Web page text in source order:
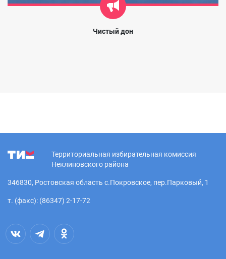
Чистый дон
Территориальная избирательная комиссия
Неклиновского района
346830, Ростовская область с.Покровское, пер.Парковый, 1
т. (факс): (86347) 2-17-72